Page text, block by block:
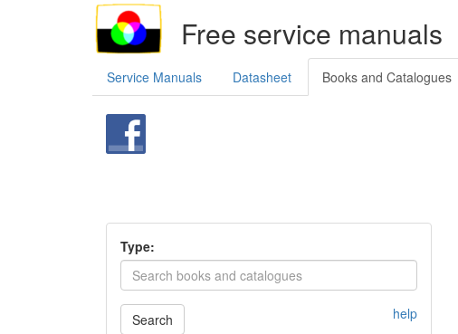
Free service manuals
Service Manuals Datasheet Books and Catalogues
Type:
Search help